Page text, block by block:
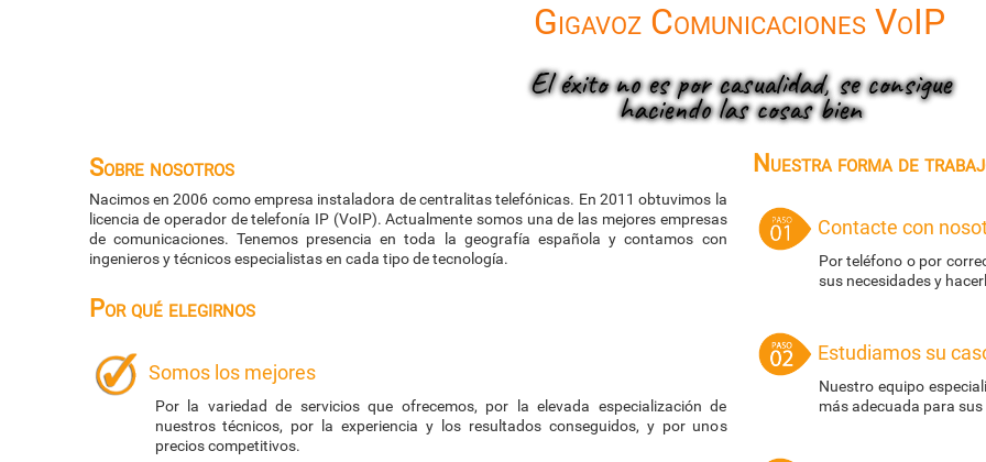
Gigavoz Comunicaciones VoIP
El éxito no es por casualidad, se consigue
haciendo las cosas bien
Sobre nosotros
Nacimos en 2006 como empresa instaladora de centralitas telefónicas. En 2011 obtuvimos la
licencia de operador de telefonía IP (VoIP). Actualmente somos una de las mejores empresas
de comunicaciones. Tenemos presencia en toda la geografía española y contamos con
ingenieros y técnicos especialistas en cada tipo de tecnología.
Por qué elegirnos
Somos los mejores
Por la variedad de servicios que ofrecemos, por la elevada especialización de
nuestros técnicos, por la experiencia y los resultados conseguidos, y por unos
precios competitivos.
Nuestra forma de
Contacte con
Por teléfono o por
sus necesidades y
Estudiamos su
Nuestro equipo
más adecuada para sus